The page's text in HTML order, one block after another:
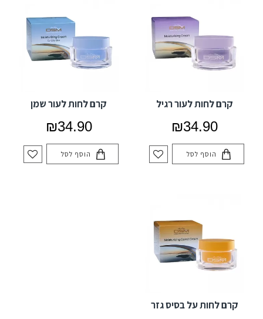
קרם לחות לעור רגיל
₪34.90
הוסף לסל
קרם לחות לעור שמן
₪34.90
הוסף לסל
קרם לחות על בסיס גזר